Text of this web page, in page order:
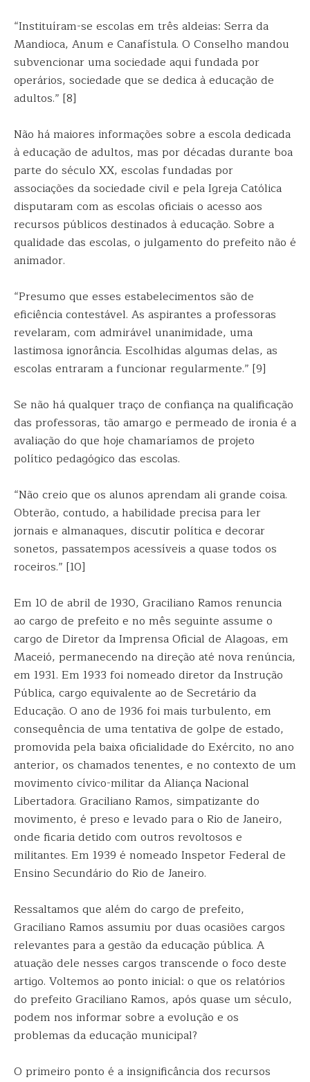
“Instituíram-se escolas em três aldeias: Serra da
Mandioca, Anum e Canafístula. O Conselho mandou
subvencionar uma sociedade aqui fundada por
operários, sociedade que se dedica à educação de
adultos.” [8]
Não há maiores informações sobre a escola dedicada
à educação de adultos, mas por décadas durante boa
parte do século XX, escolas fundadas por
associações da sociedade civil e pela Igreja Católica
disputaram com as escolas oficiais o acesso aos
recursos públicos destinados à educação. Sobre a
qualidade das escolas, o julgamento do prefeito não é
animador.
“Presumo que esses estabelecimentos são de
eficiência contestável. As aspirantes a professoras
revelaram, com admirável unanimidade, uma
lastimosa ignorância. Escolhidas algumas delas, as
escolas entraram a funcionar regularmente.” [9]
Se não há qualquer traço de confiança na qualificação
das professoras, tão amargo e permeado de ironia é a
avaliação do que hoje chamaríamos de projeto
político pedagógico das escolas.
“Não creio que os alunos aprendam ali grande coisa.
Obterão, contudo, a habilidade precisa para ler
jornais e almanaques, discutir política e decorar
sonetos, passatempos acessíveis a quase todos os
roceiros.” [10]
Em 10 de abril de 1930, Graciliano Ramos renuncia
ao cargo de prefeito e no mês seguinte assume o
cargo de Diretor da Imprensa Oficial de Alagoas, em
Maceió, permanecendo na direção até nova renúncia,
em 1931. Em 1933 foi nomeado diretor da Instrução
Pública, cargo equivalente ao de Secretário da
Educação. O ano de 1936 foi mais turbulento, em
consequência de uma tentativa de golpe de estado,
promovida pela baixa oficialidade do Exército, no ano
anterior, os chamados tenentes, e no contexto de um
movimento cívico-militar da Aliança Nacional
Libertadora. Graciliano Ramos, simpatizante do
movimento, é preso e levado para o Rio de Janeiro,
onde ficaria detido com outros revoltosos e
militantes. Em 1939 é nomeado Inspetor Federal de
Ensino Secundário do Rio de Janeiro.
Ressaltamos que além do cargo de prefeito,
Graciliano Ramos assumiu por duas ocasiões cargos
relevantes para a gestão da educação pública. A
atuação dele nesses cargos transcende o foco deste
artigo. Voltemos ao ponto inicial: o que os relatórios
do prefeito Graciliano Ramos, após quase um século,
podem nos informar sobre a evolução e os
problemas da educação municipal?
O primeiro ponto é a insignificância dos recursos